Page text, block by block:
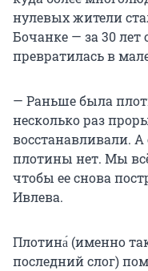
нулевых жители
Бочанке — за 30 лет
превратилась в
— Раньше была
несколько раз
восстанавливали. А
плотины нет. Мы
чтобы ее снова
Ивлева.
Плотина́ (именно
последний слог)